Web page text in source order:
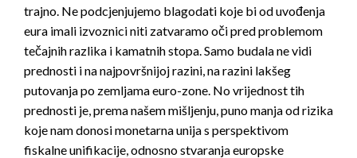
trajno. Ne podcjenjujemo blagodati koje bi od uvođenja
eura imali izvoznici niti zatvaramo oči pred problemom
tečajnih razlika i kamatnih stopa. Samo budala ne vidi
prednosti i na najpovršnijoj razini, na razini lakšeg
putovanja po zemljama euro-zone. No vrijednost tih
prednosti je, prema našem mišljenju, puno manja od rizika
koje nam donosi monetarna unija s perspektivom
fiskalne unifikacije, odnosno stvaranja europske